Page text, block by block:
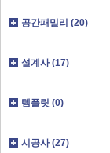
공간패밀리 (20)
설계사 (17)
템플릿 (0)
시공사 (27)